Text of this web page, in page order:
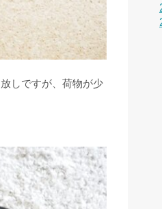
しですが、荷物が少